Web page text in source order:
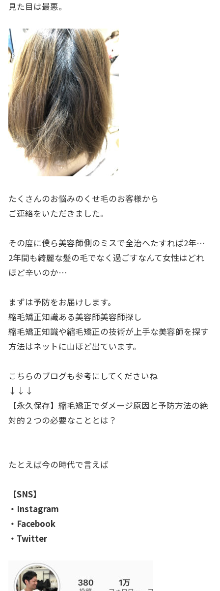
見た目は最悪。
たくさんのお悩みのくせ毛のお客様から
ご連絡をいただきました。
その度に僕ら美容師側のミスで全治へたすれば2年…
2年間も綺麗な髪の毛でなく過ごすなんて女性はどれ
ほど辛いのか…
まずは予防をお届けします。
縮毛矯正知識ある美容師美容師探し
縮毛矯正知識や縮毛矯正の技術が上手な美容師を探す
方法はネット に山ほど出ています。
こちらのブログも参考にしてくださいね
↓↓↓
【永久保存】縮毛矯正でダメージ原因と予防方法の絶
対的２つの必要なこととは？
たとえば今の時代で言えば
【SNS】
・Instagram
・Facebook
・Twitter